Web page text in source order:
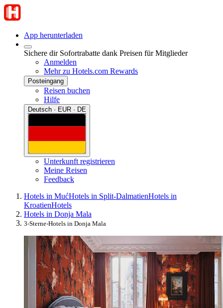
App herunterladen
Sichere dir Sofortrabatte dank Preisen für Mitglieder
Anmelden
Mehr zu Hotels.com Rewards
Posteingang
Reisen buchen
Hilfe
Deutsch · EUR · DE
Unterkunft registrieren
Meine Reisen
Feedback
Hotels in MućHotels in Split-DalmatienHotels in
KroatienHotels
Hotels in Donja Mala
3-Sterne-Hotels in Donja Mala